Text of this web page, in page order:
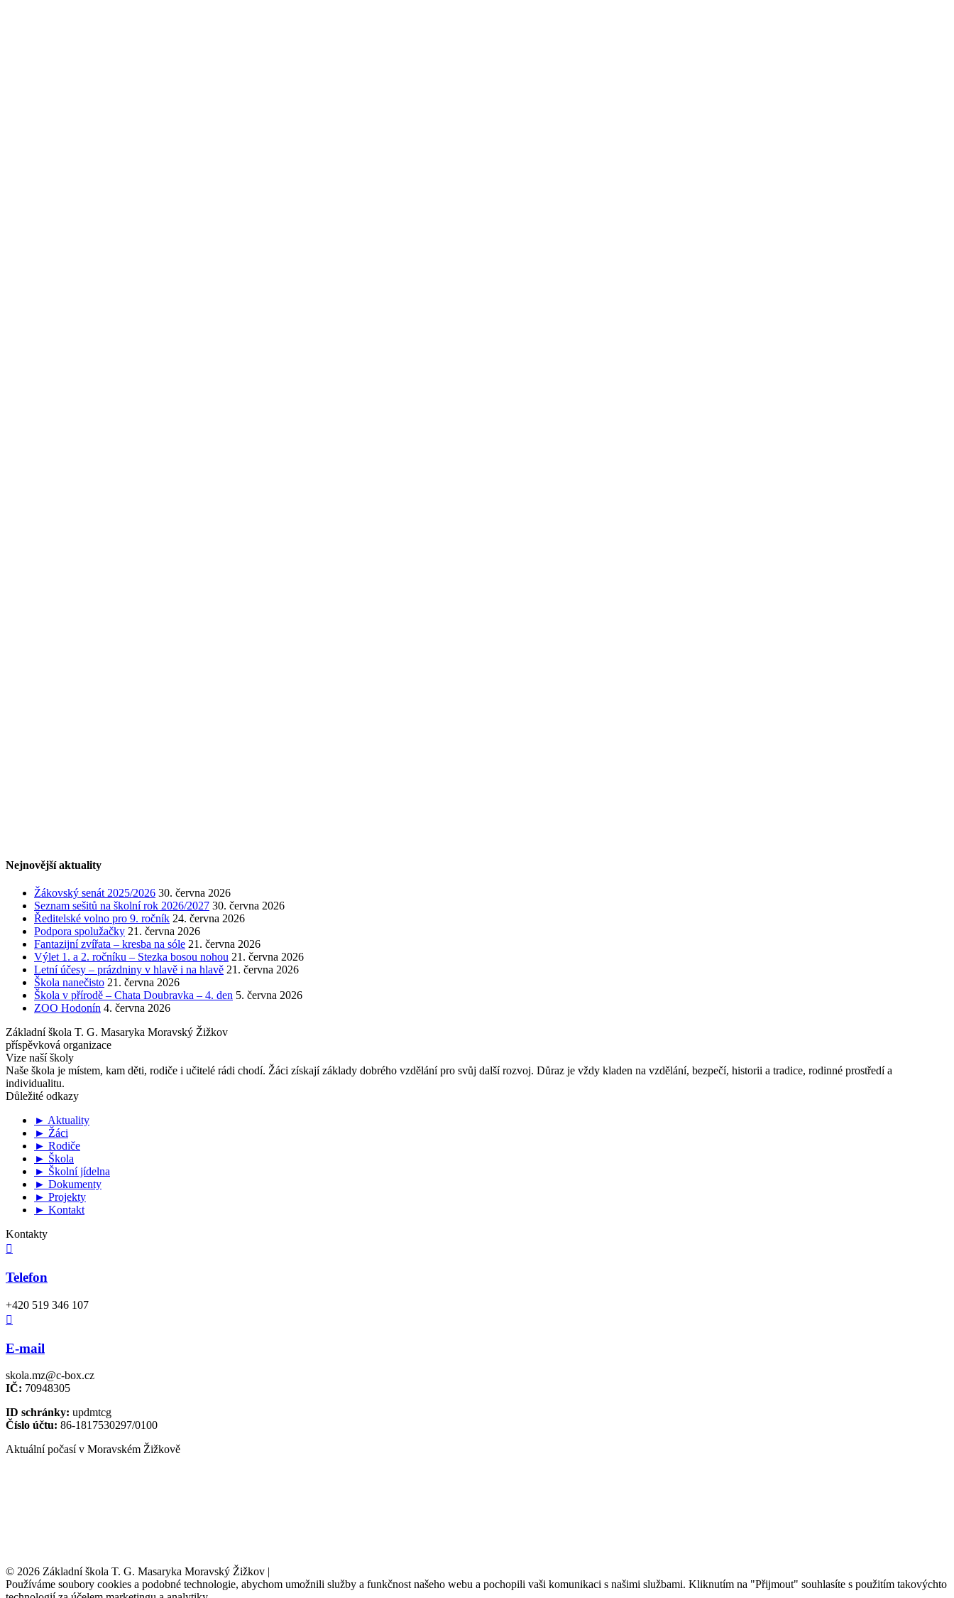
Nejnovější aktuality
Žákovský senát 2025/2026 30. června 2026
Seznam sešitů na školní rok 2026/2027 30. června 2026
Ředitelské volno pro 9. ročník 24. června 2026
Podpora spolužačky 21. června 2026
Fantazijní zvířata – kresba na sóle 21. června 2026
Výlet 1. a 2. ročníku – Stezka bosou nohou 21. června 2026
Letní účesy – prázdniny v hlavě i na hlavě 21. června 2026
Škola nanečisto 21. června 2026
Škola v přírodě – Chata Doubravka – 4. den 5. června 2026
ZOO Hodonín 4. června 2026
Základní škola T. G. Masaryka Moravský Žižkov
příspěvková organizace
Vize naší školy
Naše škola je místem, kam děti, rodiče i učitelé rádi chodí. Žáci získají základy dobrého vzdělání pro svůj další rozvoj. Důraz je vždy kladen na vzdělání, bezpečí, historii a tradice, rodinné prostředí a
individualitu.
Důležité odkazy
► Aktuality
► Žáci
► Rodiče
► Škola
► Školní jídelna
► Dokumenty
► Projekty
► Kontakt
Kontakty

Telefon
+420 519 346 107

E-mail
skola.mz@c-box.cz
IČ: 70948305
ID schránky: updmtcg
Číslo účtu: 86-1817530297/0100
Aktuální počasí v Moravském Žižkově
© 2026 Základní škola T. G. Masaryka Moravský Žižkov |
Používáme soubory cookies a podobné technologie, abychom umožnili služby a funkčnost našeho webu a pochopili vaši komunikaci s našimi službami. Kliknutím na "Přijmout" souhlasíte s použitím takovýchto